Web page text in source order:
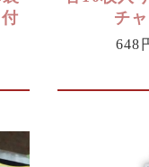
チ
648